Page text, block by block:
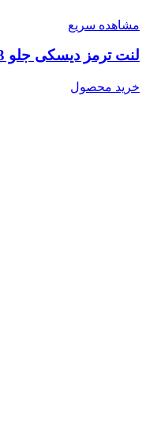
مشاهده سریع
لنت ترمز دیسکی جلو MVM X33 (با سیم سنسور)
خرید محصول